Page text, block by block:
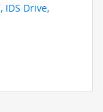
IDS Drive,